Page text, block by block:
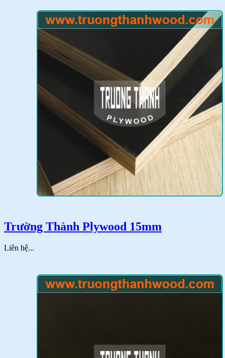
Trường Thành Plywood 15mm
Liên hệ...